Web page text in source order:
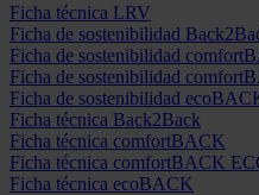
Ficha técnica LRV
Ficha de sostenibilidad
Ficha de sostenibilidad
Ficha de sostenibilidad
Ficha de sostenibilidad
Ficha técnica Back2Back
Ficha técnica comfortBACK
Ficha técnica comfortBACK
Ficha técnica ecoBACK